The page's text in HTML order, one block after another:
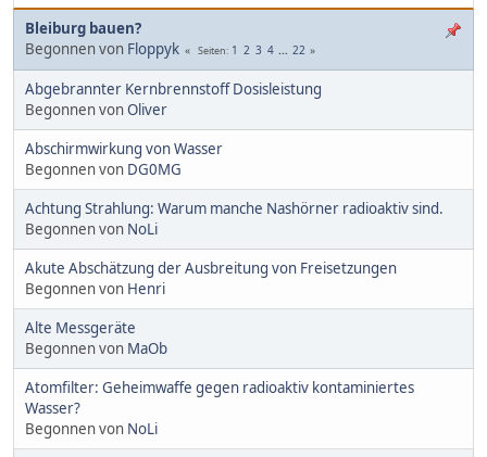
Bleiburg bauen?
Begonnen von Floppyk Seiten 1 2 3 4 ... 22
Abgebrannter Kernbrennstoff Dosisleistung
Begonnen vonOliver
Abschirmwirkung von Wasser
Begonnen von DG0MG
Achtung Strahlung: Warum manche Nashörner radioaktiv sind.
Begonnen von NoLi
Akute Abschätzung der Ausbreitung von Freisetzungen
Begonnen von Henri
Alte Messgeräte
Begonnen von MaOb
Atomfilter: Geheimwaffe gegen radioaktiv kontaminiertes
Wasser?
Begonnen von NoLi